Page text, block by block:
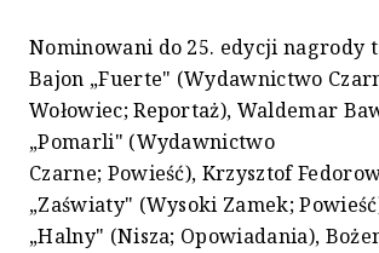
Nominowani do 25. edycji nagrody
Bajon „Fuerte" (Wydawnictwo
Wołowiec; Reportaż), Waldemar
„Pomarli" (Wydawnictwo
Czarne; Powieść), Krzysztof
„Zaświaty" (Wysoki Zamek;
„Halny" (Nisza; Opowiadania),